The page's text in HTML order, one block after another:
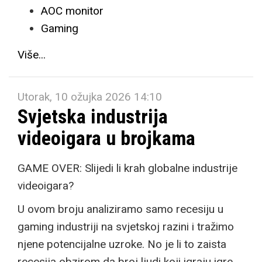
AOC monitor
Gaming
Više...
Utorak, 10 ožujka 2026 14:10
Svjetska industrija
videoigara u brojkama
GAME OVER: Slijedi li krah globalne industrije
videoigara?
U ovom broju analiziramo samo recesiju u
gaming industriji na svjetskoj razini i tražimo
njene potencijalne uzroke. No je li to zaista